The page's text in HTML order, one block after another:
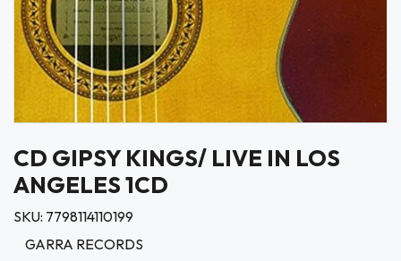
CD GIPSY KINGS/ LIVE IN LOS
ANGELES 1CD
SKU: 7798114110199
GARRA RECORDS